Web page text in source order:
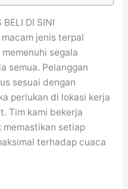
BELI DI SINI
jenis terpal
segala
semua. Pelanggan
sesuai dengan
perlukan di lokasi kerja
Tim kami bekerja
setiap
terhadap cuaca